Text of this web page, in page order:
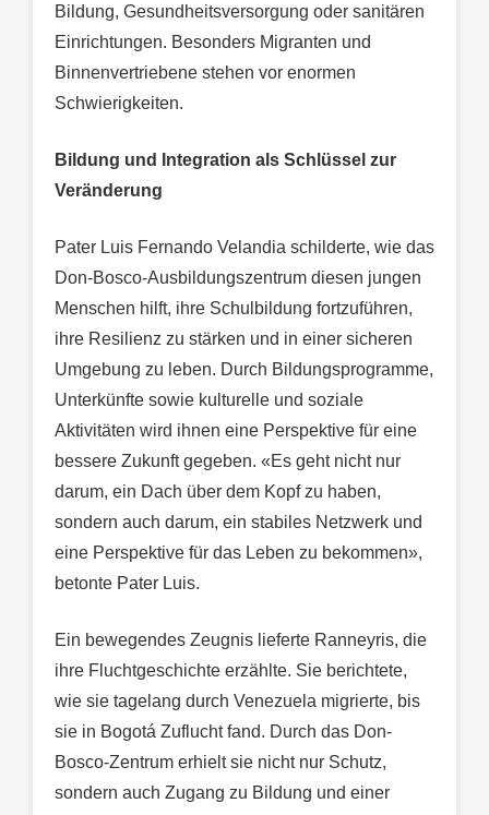
Bildung, Gesundheitsversorgung oder sanitären
Einrichtungen. Besonders Migranten und
Binnenvertriebene stehen vor enormen
Schwierigkeiten.
Bildung und Integration als Schlüssel zur
Veränderung
Pater Luis Fernando Velandia schilderte, wie das
Don-Bosco-Ausbildungszentrum diesen jungen
Menschen hilft, ihre Schulbildung fortzuführen,
ihre Resilienz zu stärken und in einer sicheren
Umgebung zu leben. Durch Bildungsprogramme,
Unterkünfte sowie kulturelle und soziale
Aktivitäten wird ihnen eine Perspektive für eine
bessere Zukunft gegeben. «Es geht nicht nur
darum, ein Dach über dem Kopf zu haben,
sondern auch darum, ein stabiles Netzwerk und
eine Perspektive für das Leben zu bekommen»,
betonte Pater Luis.
Ein bewegendes Zeugnis lieferte Ranneyris, die
ihre Fluchtgeschichte erzählte. Sie berichtete,
wie sie tagelang durch Venezuela migrierte, bis
sie in Bogotá Zuflucht fand. Durch das Don-
Bosco-Zentrum erhielt sie nicht nur Schutz,
sondern auch Zugang zu Bildung und einer